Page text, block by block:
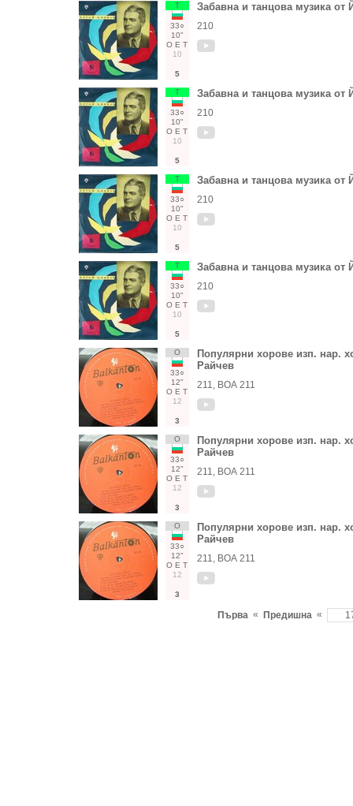
Т
33○
10"
О Е Т
10
5
Забавна и танцова музика
210
Т
33○
10"
О Е Т
10
5
Забавна и танцова музика
210
Т
33○
10"
О Е Т
10
5
Забавна и танцова музика
210
Т
33○
10"
О Е Т
10
5
Забавна и танцова музика
210
О
33○
12"
О Е Т
12
3
Популярни хорове изп. нар.
Райчев
211, ВОА 211
О
33○
12"
О Е Т
12
3
Популярни хорове изп. нар.
Райчев
211, ВОА 211
О
33○
12"
О Е Т
12
3
Популярни хорове изп. нар.
Райчев
211, ВОА 211
Първа « Предишна «